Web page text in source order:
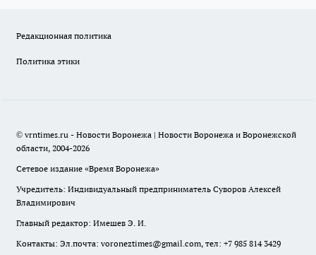
Редакционная политика
Политика этики
© vrntimes.ru - Новости Воронежа | Новости Воронежа и Воронежской
области, 2004-2026
Сетевое издание «Время Воронежа»
Учредитель: Индивидуальный предприниматель Суворов Алексей
Владимирович
Главный редактор: Имешев Э. И.
Контакты: Эл.почта: voroneztimes@gmail.com, тел: +7 985 814 3429